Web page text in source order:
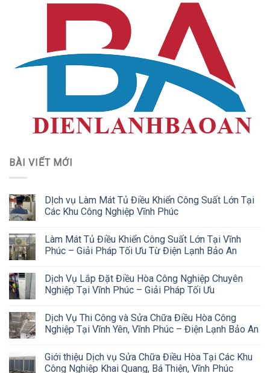
BÀI VIẾT MỚI
DỊch vụ Làm Mát Tủ Điều Khiển Công Suất Lớn Tại
Các Khu Công Nghiệp Vĩnh Phúc
Làm Mát Tủ Điều Khiển Công Suất Lớn Tại Vĩnh
Phúc – Giải Pháp Tối Ưu Từ Điện Lạnh Bảo An
Dịch Vụ Lắp Đặt Điều Hòa Công Nghiệp Chuyên
Nghiệp Tại Vĩnh Phúc – Giải Pháp Tối Ưu
Dịch Vụ Thi Công và Sửa Chữa Điều Hòa Công
Nghiệp Tại Vĩnh Yên, Vĩnh Phúc – Điện Lạnh Bảo An
Giới thiệu Dịch vụ Sửa Chữa Điều Hòa Tại Các Khu
Công Nghiệp Khai Quang, Bá Thiện, Vĩnh Phúc